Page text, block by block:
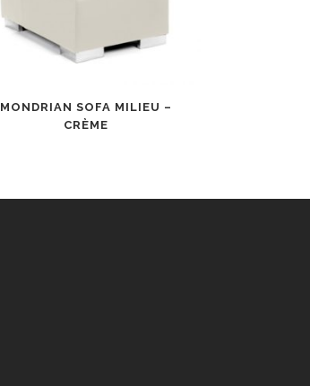
MONDRIAN SOFA MILIEU –
CRÈME